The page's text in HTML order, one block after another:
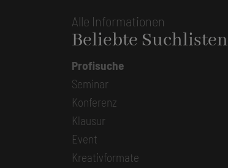
Alle Informationen
Beliebte Suchlisten
Profisuche
Seminar
Konferenz
Klausur
Event
Kreativformate